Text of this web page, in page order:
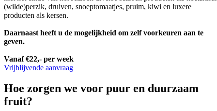
(wilde)perzik, druiven, snoeptomaatjes, pruim, kiwi en luxere
producten als kersen.
Daarnaast heeft u de mogelijkheid om zelf voorkeuren aan te
geven.
Vanaf €22,- per week
Vrijblijvende aanvraag
Hoe zorgen we voor puur en duurzaam
fruit?